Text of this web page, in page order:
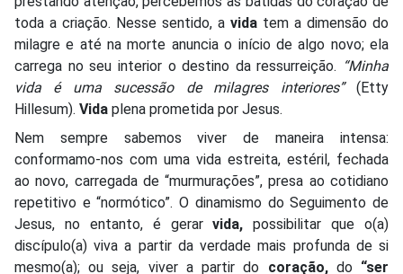
toda a criação. Nesse sentido, a vida tem a dimensão do
milagre e até na morte anuncia o início de algo novo; ela
carrega no seu interior o destino da ressurreição. “Minha
vida é uma sucessão de milagres interiores” (Etty
Hillesum). Vida plena prometida por Jesus.
Nem sempre sabemos viver de maneira intensa:
conformamo-nos com uma vida estreita, estéril, fechada
ao novo, carregada de “murmurações”, presa ao cotidiano
repetitivo e “normótico”. O dinamismo do Seguimento de
Jesus, no entanto, é gerarvida, possibilitar que o(a)
discípulo(a) viva a partir da verdade mais profunda de si
mesmo(a); ou seja, viver a partir do coração, do “ser